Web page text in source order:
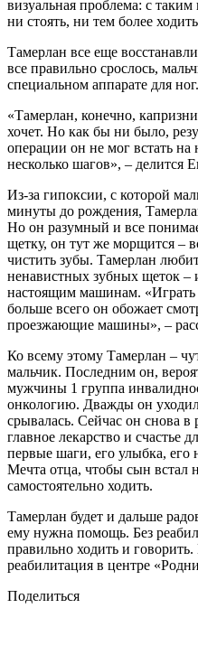
визуальная проблема: с
ни стоять, ни тем более
Тамерлан все еще
все правильно срослось,
специальном аппарате для ног.
«Тамерлан, конечно,
хочет. Но как бы ни было,
операции он не мог встать на
несколько шагов», – делится
Из-за гипоксии, с которой
минуты до рождения,
Но он разумный и все
щетку, он тут же морщится –
чистить зубы. Тамерлан
ненавистных зубных щеток –
настоящим машинам.
больше всего он обожает
проезжающие машины», –
Ко всему этому Тамерлан –
мальчик. Последним он,
мужчины 1 группа
онкологию. Дважды он
срывалась. Сейчас он снова
главное лекарство и счастье
первые шаги, его улыбка, его
Мечта отца, чтобы сын встал
самостоятельно ходить.
Тамерлан будет и дальше
ему нужна помощь. Без
правильно ходить и
реабилитация в центре
Поделиться